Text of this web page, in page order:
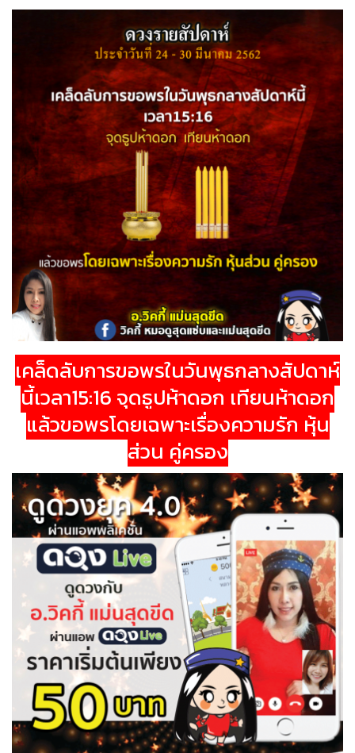
เคล็ดลับการขอพรในวันพุธกลางสัปดาห์
นี้เวลา15:16 จุดธูปห้าดอก เทียนห้าดอก
แล้วขอพรโดยเฉพาะเรื่องความรัก หุ้น
ส่วน คู่ครอง